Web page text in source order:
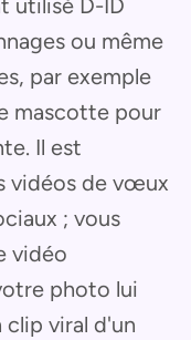
ou même
par exemple
mascotte pour
Il est
vidéos de vœux
; vous
vidéo
photo lui
clip viral d'un